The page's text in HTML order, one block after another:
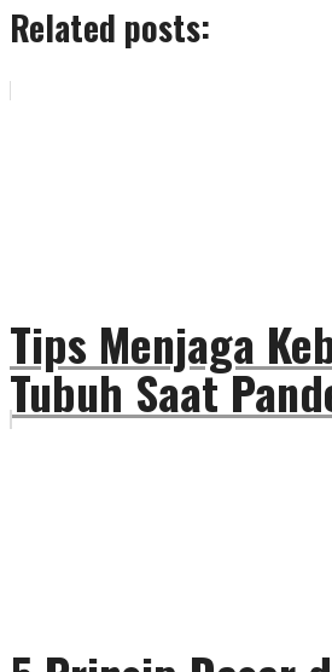
Related posts:
Tips Menjaga
Tubuh Saat